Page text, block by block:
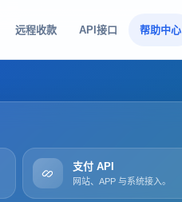
远程收款 API接口 帮助中心
支付 API
网站、APP 与系统接入。